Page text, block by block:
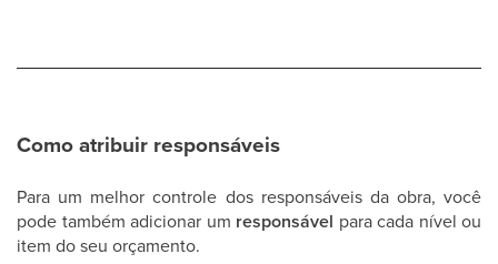
Como atribuir responsáveis
Para um melhor controle dos responsáveis da obra, você
pode também adicionar um responsável para cada nível ou
item do seu orçamento.